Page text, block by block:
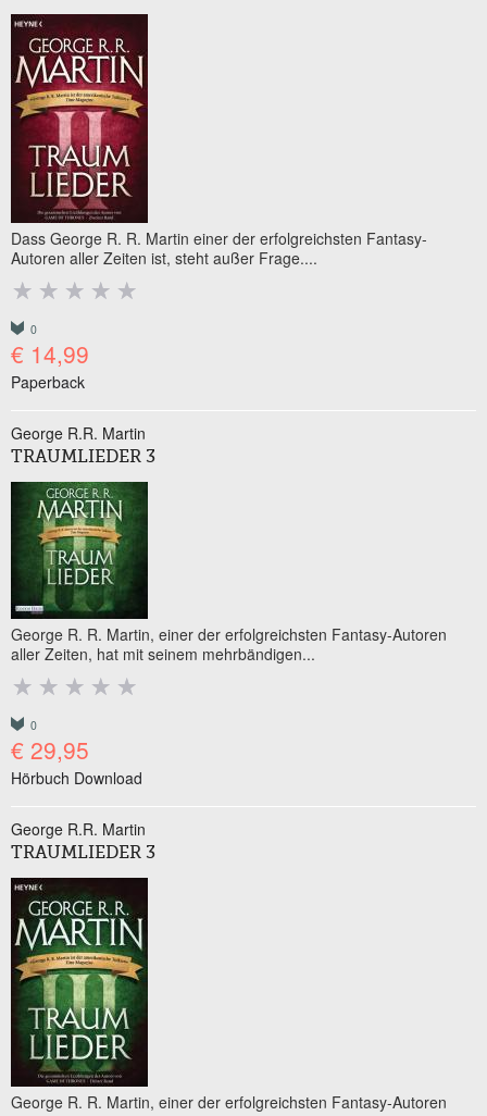
Dass George R. R. Martin einer der erfolgreichsten Fantasy-
Autoren aller Zeiten ist, steht außer Frage....
0
€ 14,99
Paperback
George R.R. Martin
TRAUMLIEDER 3
George R. R. Martin, einer der erfolgreichsten Fantasy-Autoren
aller Zeiten, hat mit seinem mehrbändigen...
0
€ 29,95
Hörbuch Download
George R.R. Martin
TRAUMLIEDER 3
George R. R. Martin, einer der erfolgreichsten Fantasy-Autoren